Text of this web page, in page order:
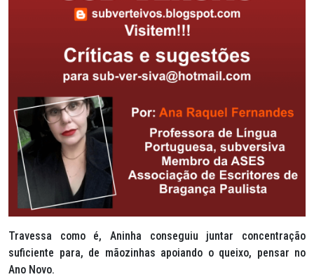
Travessa como é, Aninha conseguiu juntar concentração
suficiente para, de mãozinhas apoiando o queixo, pensar no
Ano Novo.